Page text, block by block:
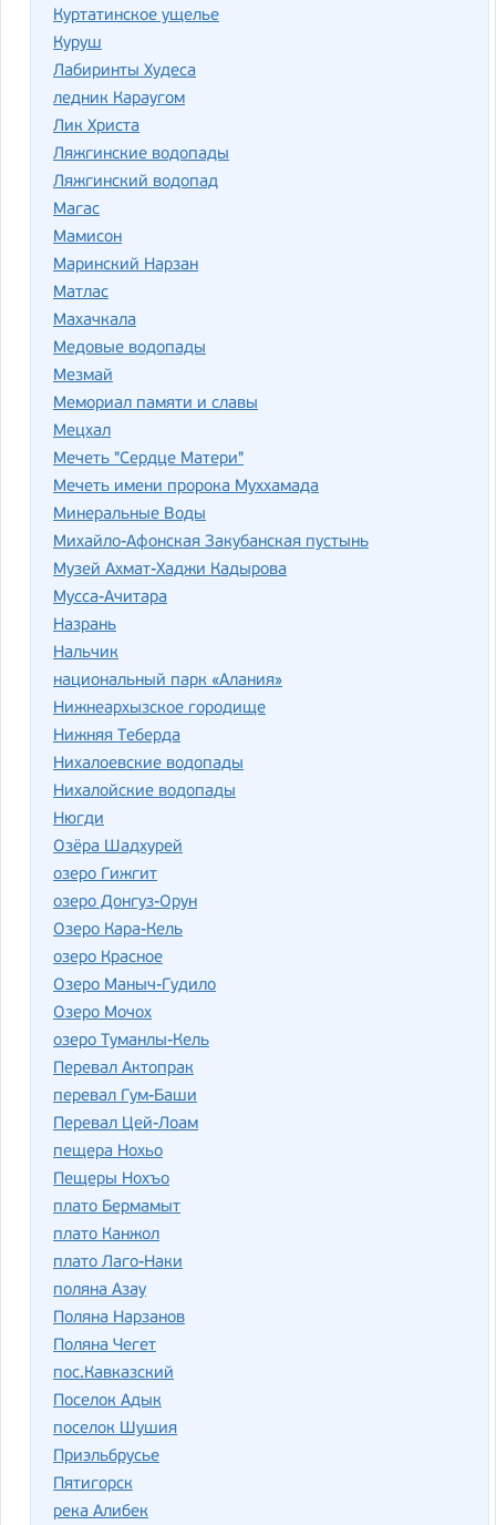
Куртатинское ущелье
Куруш
Лабиринты Худеса
ледник Караугом
Лик Христа
Ляжгинские водопады
Ляжгинский водопад
Магас
Мамисон
Маринский Нарзан
Матлас
Махачкала
Медовые водопады
Мезмай
Мемориал памяти и славы
Мецхал
Мечеть "Сердце Матери"
Мечеть имени пророка Муххамада
Минеральные Воды
Михайло-Афонская Закубанская пустынь
Музей Ахмат-Хаджи Кадырова
Мусса-Ачитара
Назрань
Нальчик
национальный парк «Алания»
Нижнеархызское городище
Нижняя Теберда
Нихалоевские водопады
Нихалойские водопады
Нюгди
Озёра Шадхурей
озеро Гижгит
озеро Донгуз-Орун
Озеро Кара-Кель
озеро Красное
Озеро Маныч-Гудило
Озеро Мочох
озеро Туманлы-Кель
Перевал Актопрак
перевал Гум-Баши
Перевал Цей-Лоам
пещера Нохьо
Пещеры Нохъо
плато Бермамыт
плато Канжол
плато Лаго-Наки
поляна Азау
Поляна Нарзанов
Поляна Чегет
пос.Кавказский
Поселок Адык
поселок Шушия
Приэльбрусье
Пятигорск
река Алибек